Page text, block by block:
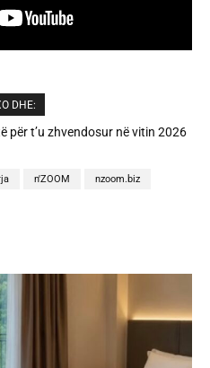
DHE:
dhe Kristit? Veprimi i fundit i ish-
n'ZOOM nzoom.biz